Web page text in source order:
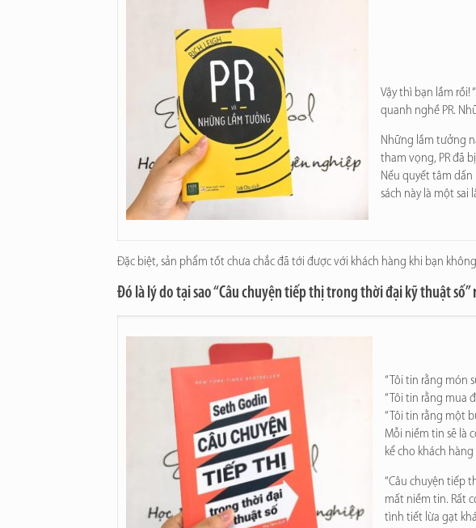
Vậy thì bạn lầm rồi!
quanh nghề PR.
Những lầm tưởng
tham vọng, PR đã
Nếu quyết tâm
sách này là một sai
Đặc biệt, sản phẩm tốt chưa chắc đã tới được với khách hàng khi bạn
Đó là lý do tại sao “Câu chuyện tiếp thị trong thời đại kỹ thuật số”
“Tôi tin rằng món
“Tôi tin rằng mua
“Tôi tin rằng một
Mỗi niềm tin sẽ là
kể cho khách
“Câu chuyện tiếp
mất niềm tin. Rất
tình tiết lừa gạt